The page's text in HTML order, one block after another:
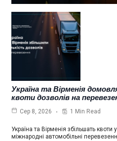
Україна та Вірменія
квоти дозволів на
Сер 8, 2026 1 Min Read
Україна та Вірменія збільшать квоти
міжнародні автомобільні